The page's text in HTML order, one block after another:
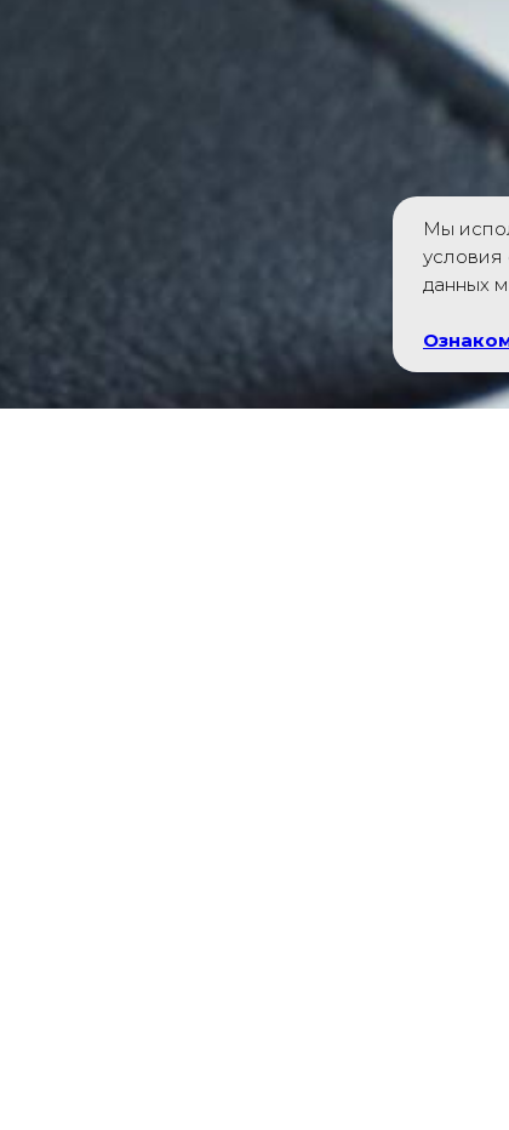
Мы
условия
данных